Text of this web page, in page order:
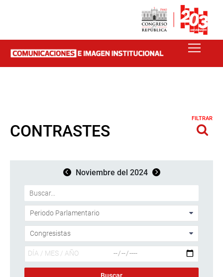
CONTRASTES
FILTRAR
Noviembre del 2024